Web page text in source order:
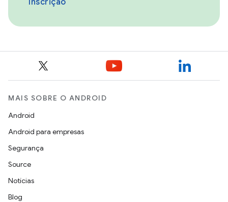
Inscrição
MAIS SOBRE O ANDROID
Android
Android para empresas
Segurança
Source
Notícias
Blog